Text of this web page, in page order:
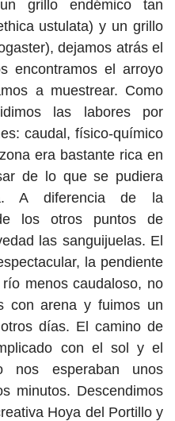
grillo endémico tan
ustulata) y un grillo
dejamos atrás el
encontramos el arroyo
a muestrear. Como
las labores por
caudal, físico-químico
era bastante rica en
de lo que se pudiera
A diferencia de la
los otros puntos de
las sanguijuelas. El
la pendiente
menos caudaloso, no
con arena y fuimos un
días. El camino de
con el sol y el
nos esperaban unos
minutos. Descendimos
Hoya del Portillo y